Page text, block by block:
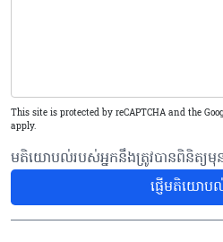
This site is protected by reCAPTCHA and the
apply.
មតិយោបល់របស់អ្នកនឹងត្រូវបានពិនិត្យមុ
ផ្ញើមតិយោប